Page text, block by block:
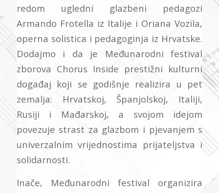
redom ugledni glazbeni pedagozi
Armando Frotella iz Italije i Oriana Vozila,
operna solistica i pedagoginja iz Hrvatske.
Dodajmo i da je Međunarodni festival
zborova Chorus Inside prestižni kulturni
događaj koji se godišnje realizira u pet
zemalja: Hrvatskoj, Španjolskoj, Italiji,
Rusiji i Mađarskoj, a svojom idejom
povezuje strast za glazbom i pjevanjem s
univerzalnim vrijednostima prijateljstva i
solidarnosti.
Inače, Međunarodni festival organizira